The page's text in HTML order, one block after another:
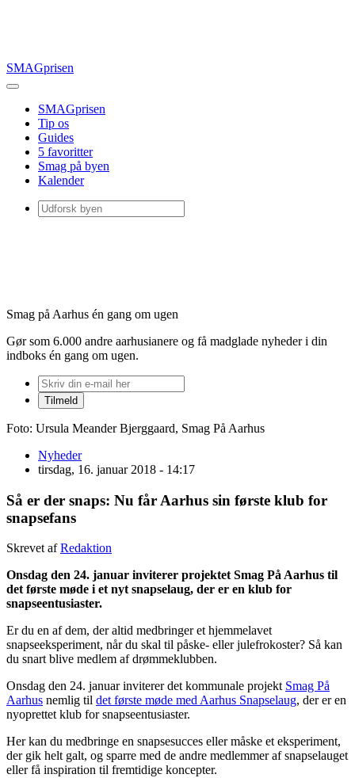
SMAGprisen
SMAGprisen
Tip os
Guides
5 favoritter
Smag på byen
Kalender
Smag på Aarhus én gang om ugen
Gør som 6.000 andre aarhusianere og få madglade nyheder i din
indboks én gang om ugen.
Foto: Ursula Meander Bjerggaard, Smag På Aarhus
Nyheder
tirsdag, 16. januar 2018 - 14:17
Så er der snaps: Nu får Aarhus sin første klub for
snapsefans
Skrevet afRedaktion
Onsdag den 24. januar inviterer projektet Smag På Aarhus til
det første møde i et nyt snapselaug, der er en klub for
snapseentusiaster.
Er du en af dem, der altid medbringer et hjemmelavet
snapseeksperiment, når du skal til påske- eller julefrokoster? Så kan
du snart blive medlem af drømmeklubben.
Onsdag den 24. januar inviterer det kommunale projekt Smag På
Aarhus nemlig til det første møde med Aarhus Snapselaug, der er en
nyoprettet klub for snapseentusiaster.
Her kan du medbringe en snapsesucces eller måske et eksperiment,
der gik helt galt, og sparre med de andre medlemmer af snapselauget
eller få inspiration til fremtidige koncepter.